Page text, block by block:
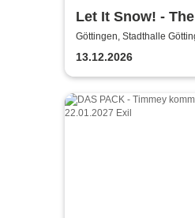
Let It Snow! -
Show: Patrick
Bublé bis Sinatra
Göttingen, Stadthalle
13.12.2026